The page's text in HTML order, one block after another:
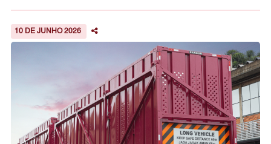
10 DE JUNHO 2026